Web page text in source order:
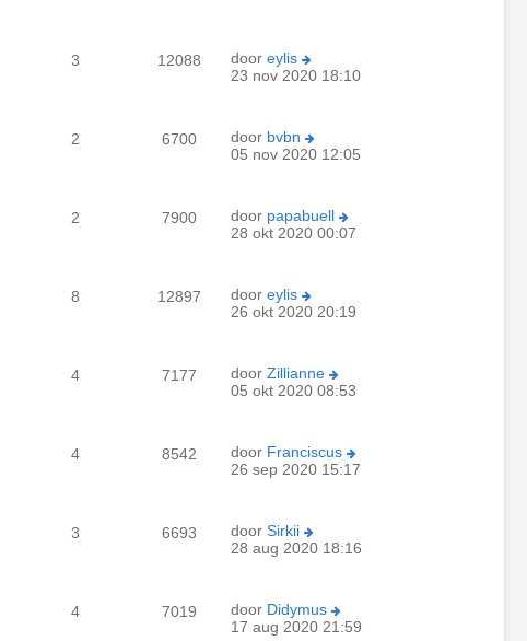
3 12088 door eylis
23 nov 2020 18:10
2 6700 door bvbn
05 nov 2020 12:05
2 7900 door papabuell
28 okt 2020 00:07
8 12897 door eylis
26 okt 2020 20:19
4 7177 door Zillianne
05 okt 2020 08:53
4 8542 door Franciscus
26 sep 2020 15:17
3 6693 door Sirkii
28 aug 2020 18:16
4 7019 door Didymus
17 aug 2020 21:59